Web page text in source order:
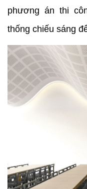
phương án thi
thống chiếu sáng